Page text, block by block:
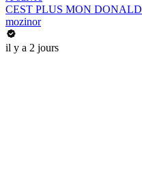
CEST PLUS MON DONALD
mozinor
il y a 2 jours